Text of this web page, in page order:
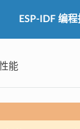
ESP-IDF 编程
能